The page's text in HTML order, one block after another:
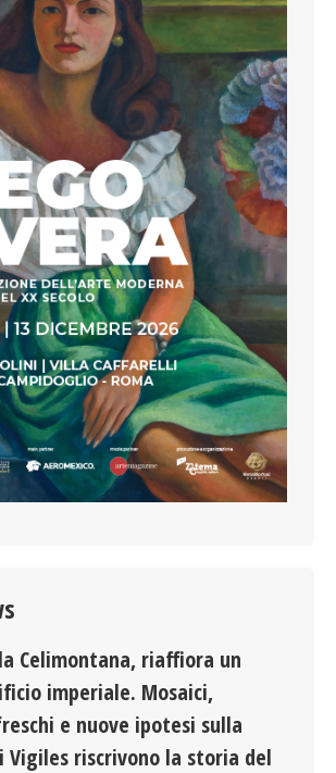
Celimontana, riaffiora un
imperiale. Mosaici,
e nuove ipotesi sulla
Vigiles riscrivono la storia del